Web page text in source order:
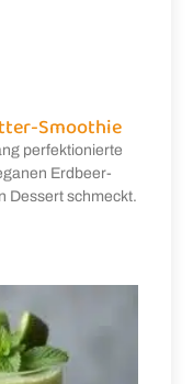
Smoothie
perfektionierte
Erdbeer-
Dessert schmeckt.